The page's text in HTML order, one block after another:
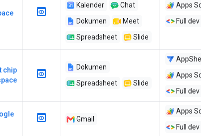
Kalender
Chat
Dokumen
Meet
Spreadsheet
Slide
Apps
Full dev
chip
Dokumen
Spreadsheet
Slide
Apps
Full dev
Gmail
Apps
Full dev